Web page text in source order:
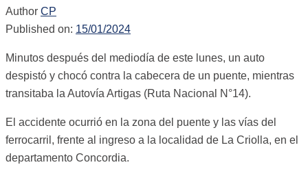
Author CP
Published on: 15/01/2024
Minutos después del mediodía de este lunes, un auto
despistó y chocó contra la cabecera de un puente, mientras
transitaba la Autovía Artigas (Ruta Nacional N°14).
El accidente ocurrió en la zona del puente y las vías del
ferrocarril, frente al ingreso a la localidad de La Criolla, en el
departamento Concordia.